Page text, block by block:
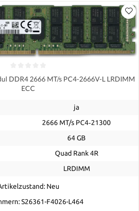
DDR4 2666 MT/s PC4-2666V-L LRDIMM
ECC
ja
2666 MT/s PC4‑21300
64 GB
Quad Rank 4R
LRDIMM
Neu
S26361-F4026-L464